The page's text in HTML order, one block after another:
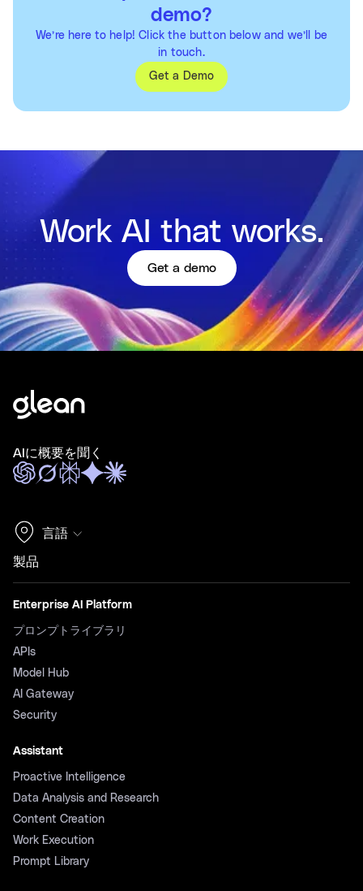
demo?
We’re here to help! Click the button below and we’ll be
in touch.
Get a Demo
Work AI that works.
Get a demo
AIに概要を聞く
言語
製品
Enterprise AI Platform
プロンプトライブラリ
APIs
Model Hub
AI Gateway
Security
Assistant
Proactive Intelligence
Data Analysis and Research
Content Creation
Work Execution
Prompt Library